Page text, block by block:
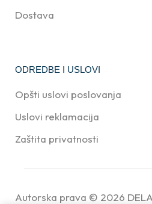
Dostava
ODREDBE I USLOVI
Opšti uslovi poslovanja
Uslovi reklamacija
Zaštita privatnosti
Autorska prava © 2026